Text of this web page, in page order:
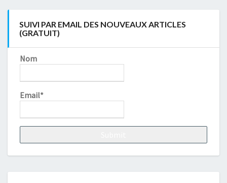
SUIVI PAR EMAIL DES NOUVEAUX ARTICLES
(GRATUIT)
Nom
Email*